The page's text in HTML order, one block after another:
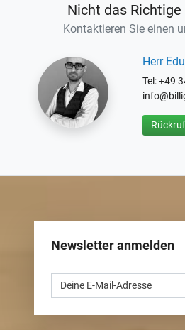
Nicht das
Kontaktieren Sie einen
Herr
Tel: +49
Newsletter anmelden